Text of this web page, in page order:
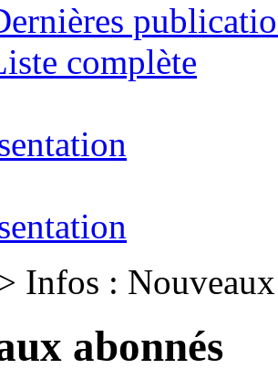
complète
Infos :
abonnés